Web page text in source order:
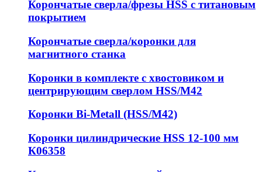
Корончатые сверла/фрезы HSS c титановым
покрытием
Корончатые сверла/коронки для
магнитного станка
Коронки в комплекте с хвостовиком и
центрирующим сверлом HSS/М42
Коронки Bi-Metall (HSS/М42)
Коронки цилиндрические HSS 12-100 мм
К06358